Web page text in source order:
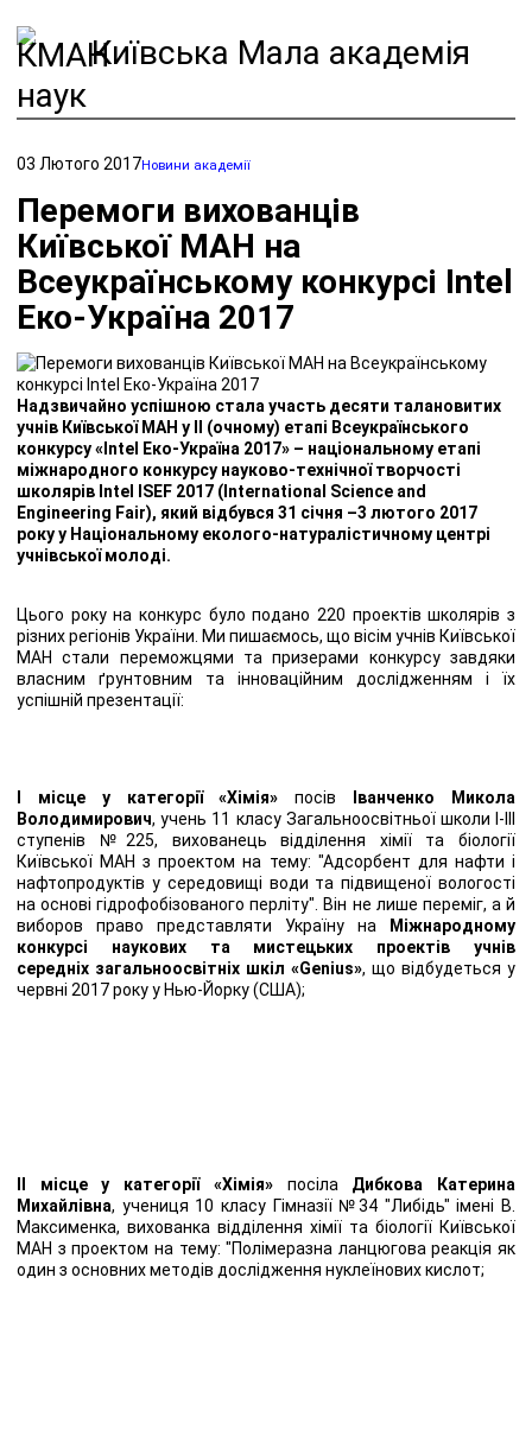
Київська Мала академія
наук
03 Лютого 2017Новини академії
Перемоги вихованців
Київської МАН на
Всеукраїнському конкурсі Intel
Еко-Україна 2017
Надзвичайно успішною стала участь десяти талановитих
учнів Київської МАН у ІІ (очному) етапі Всеукраїнського
конкурсу «Intel Еко-Україна 2017» – національному етапі
міжнародного конкурсу науково-технічної творчості
школярів Intel ISEF 2017 (International Science and
Engineering Fair), який відбувся 31 січня –3 лютого 2017
року у Національному еколого-натуралістичному центрі
учнівської молоді.
Цього року на конкурс було подано 220 проектів школярів з
різних регіонів України. Ми пишаємось, що вісім учнів Київської
МАН стали переможцями та призерами конкурсу завдяки
власним ґрунтовним та інноваційним дослідженням і їх
успішній презентації:
І місце у категорії «Хімія»посів
Іванченко Микола
Володимирович, учень 11 класу Загальноосвітньої школи І-ІІІ
ступенів №225, вихованець відділення хімії та біології
Київської МАН з проектом на тему: "Адсорбент для нафти і
нафтопродуктів у середовищі води та підвищеної вологості
на основі гідрофобізованого перліту". Він не лише переміг, а й
виборов право представляти Україну на
Міжнародному
конкурсі наукових та мистецьких проектів учнів
середніх загальноосвітніх шкіл «Genius», що відбудеться у
червні 2017 року у Нью-Йорку (США);
ІІ місце у категорії «Хімія» посіла Дибкова Катерина
Михайлівна, учениця 10 класу Гімназії №34 "Либідь" імені В.
Максименка, вихованка відділення хімії та біології Київської
МАН з проектом на тему: "Полімеразна ланцюгова реакція як
один з основних методів дослідження нуклеїнових кислот;